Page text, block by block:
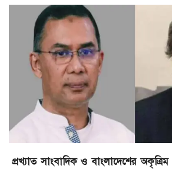
প্রখ্যাত সাংবাদিক ও বাংলাদেশের অকৃত্রিম